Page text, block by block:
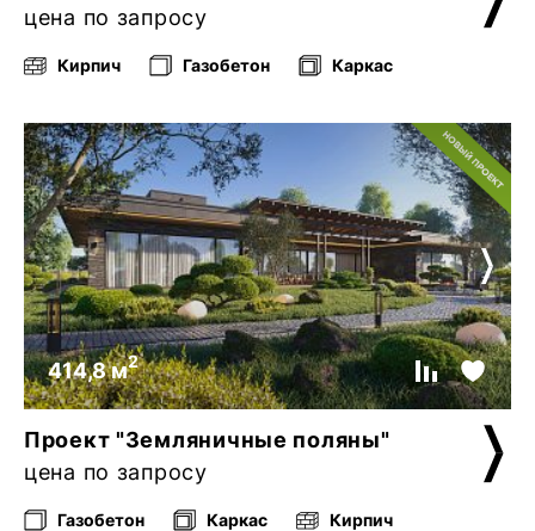
цена по запросу
Кирпич Газобетон Каркас
414,8 м2
Проект "Земляничные поляны"
цена по запросу
Газобетон Каркас Кирпич